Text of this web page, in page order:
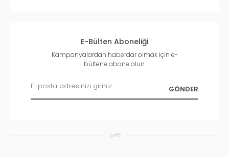
E-Bülten Aboneliği
Kampanyalardan haberdar olmak için e-
bültene abone olun.